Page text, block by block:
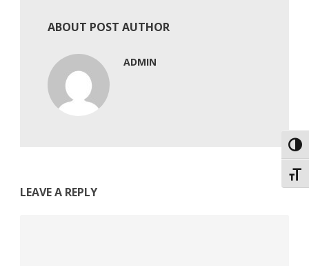
ABOUT POST AUTHOR
ADMIN
LEAVE A REPLY